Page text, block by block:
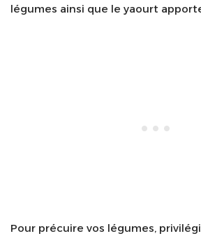
légumes ainsi que le yaourt
Pour précuire vos légumes,